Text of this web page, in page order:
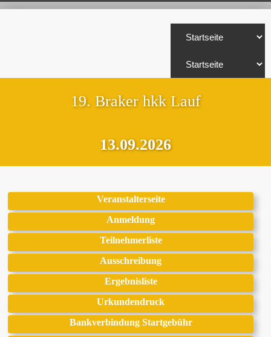
19. Braker hkk Lauf
13.09.2026
Veranstalterseite
Anmeldung
Teilnehmerliste
Ausschreibung
Ergebnisliste
Urkundendruck
Bankverbindung Startgebühr